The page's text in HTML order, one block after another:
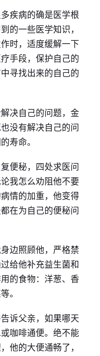
疾病的确是医学根
的一些医学知识，
时，适度缓解一下
手段，保护自己的
寻找出来的自己的
决自己的问题，金
没有解决自己的问
寿命。
便秘，四处求医问
我怎么劝阻他不要
情的加重，他变得
在为自己的便秘问
边照顾他，严格禁
给他补充益生菌和
的食物：洋葱、香
。
诉父亲，如果哪天
咖啡通便。绝不能
他的大便通畅了，